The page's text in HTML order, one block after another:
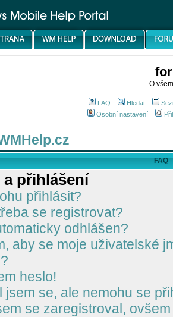
O
FAQ Hledat
Osobní nastavení
FAQ
a přihlášení
přihlásit?
se registrovat?
odhlášen?
aby se moje uživatelské
heslo!
jsem se, ale nemohu se
se zaregistroval,